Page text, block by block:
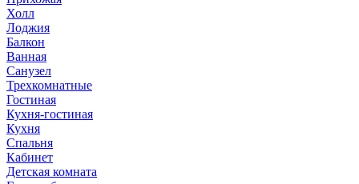
Холл
Лоджия
Балкон
Ванная
Санузел
Трехкомнатные
Гостиная
Кухня-гостиная
Кухня
Спальня
Кабинет
Детская комната